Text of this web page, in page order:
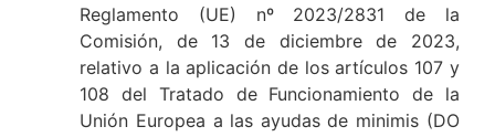
Reglamento (UE) nº 2023/2831 de la
Comisión, de 13 de diciembre de 2023,
relativo a la aplicación de los artículos 107 y
108 del Tratado de Funcionamiento de la
Unión Europea a las ayudas de minimis (DO